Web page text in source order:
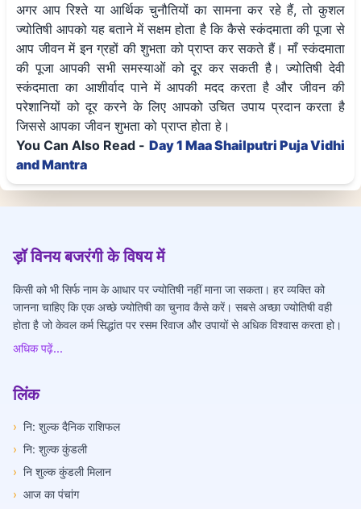
अगर आप रिश्ते या आर्थिक चुनौतियों का सामना कर रहे हैं, तो कुशल
ज्योतिषी आपको यह बताने में सक्षम होता है कि कैसे स्कंदमाता की पूजा से
आप जीवन में इन ग्रहों की शुभता को प्राप्त कर सकते हैं। माँ स्कंदमाता
की पूजा आपकी सभी समस्याओं को दूर कर सकती है। ज्योतिषी देवी
स्कंदमाता का आशीर्वाद पाने में आपकी मदद करता है और जीवन की
परेशानियों को दूर करने के लिए आपको उचित उपाय प्रदान करता है
जिससे आपका जीवन शुभता को प्राप्त होता हे।
You Can Also Read - Day 1 Maa Shailputri Puja Vidhi
and Mantra
ड़ॉ विनय बजरंगी के विषय में
किसी को भी सिर्फ नाम के आधार पर ज्योतिषी नहीं माना जा सकता। हर व्यक्ति को
जानना चाहिए कि एक अच्छे ज्योतिषी का चुनाव कैसे करें। सबसे अच्छा ज्योतिषी वही
होता है जो केवल कर्म सिद्धांत पर रसम रिवाज और उपायों से अधिक विश्वास करता हो।
अधिक पढ़ें...
लिंक
› नि: शुल्क दैनिक राशिफल
› नि: शुल्क कुंडली
› नि शुल्क कुंडली मिलान
› आज का पंचांग